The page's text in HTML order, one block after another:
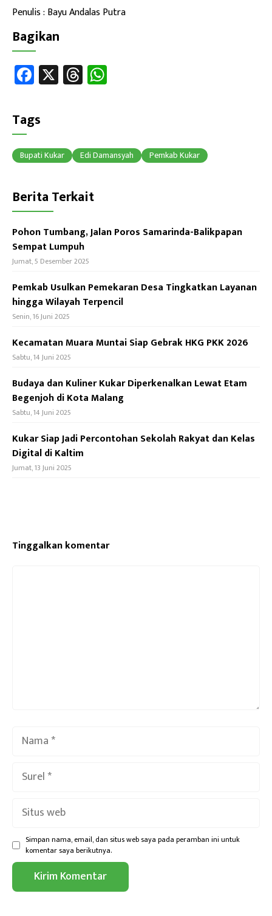
Penulis : Bayu Andalas Putra
Bagikan
Fa
ce
b
o
ok
X T
hr
p
p
Tags
Bupati Kukar Edi Damansyah Pemkab Kukar
Berita Terkait
Pohon Tumbang, Jalan Poros Samarinda-Balikpapan
Sempat Lumpuh
Jumat, 5 Desember 2025
Pemkab Usulkan Pemekaran Desa Tingkatkan Layanan
hingga Wilayah Terpencil
Senin, 16 Juni 2025
Kecamatan Muara Muntai Siap Gebrak HKG PKK 2026
Sabtu, 14 Juni 2025
Budaya dan Kuliner Kukar Diperkenalkan Lewat Etam
Begenjoh di Kota Malang
Sabtu, 14 Juni 2025
Kukar Siap Jadi Percontohan Sekolah Rakyat dan Kelas
Digital di Kaltim
Jumat, 13 Juni 2025
Tinggalkan komentar
web
Simpan nama, email, dan situs web saya pada peramban ini untuk
komentar saya berikutnya.